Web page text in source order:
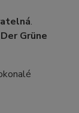
.
Der Grüne